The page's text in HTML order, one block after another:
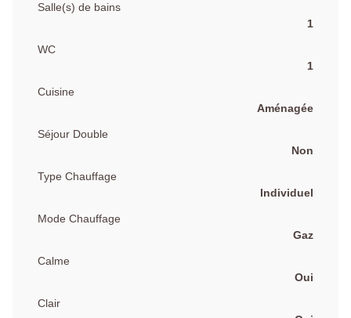
Salle(s) de bains
1
WC
1
Cuisine
Aménagée
Séjour Double
Non
Type Chauffage
Individuel
Mode Chauffage
Gaz
Calme
Oui
Clair